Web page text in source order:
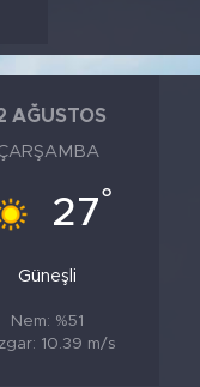
AĞUSTOS
27°
Güneşli
Nem: %51
10.39 m/s